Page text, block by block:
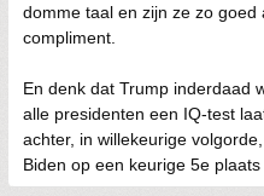
domme taal en zijn ze zo goed
compliment.
En denk dat Trump inderdaad
alle presidenten een IQ-test
achter, in willekeurige
Biden op een keurige 5e